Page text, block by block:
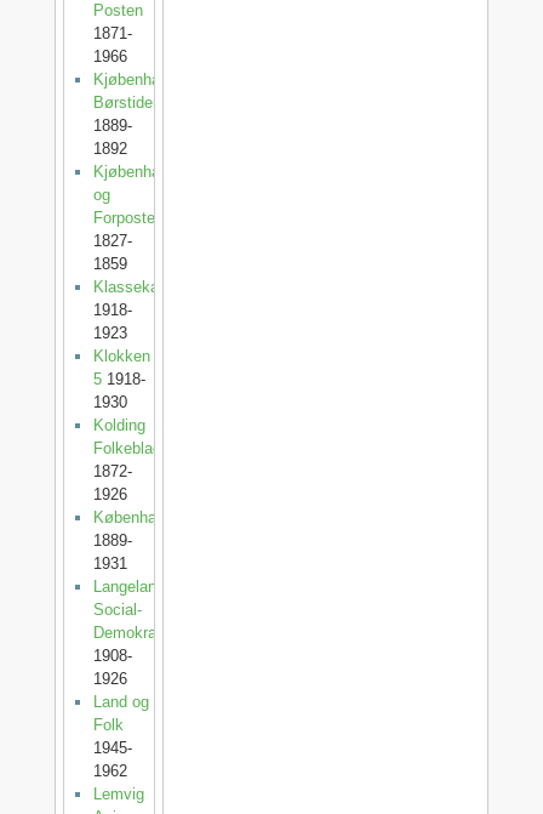
Posten
1871-
1966
Kjøbenhavns
Børstidende
1889-
1892
Kjøbenhavnsposten
og
Forposten
1827-
1859
Klassekampen
1918-
1923
Klokken
51918-
1930
Kolding
Folkeblad
1872-
1926
København
1889-
1931
Langelands
Social-
Demokrat
1908-
1926
Land og
Folk
1945-
1962
Lemvig